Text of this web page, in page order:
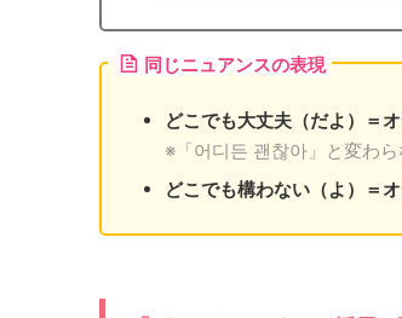
同じニュアンスの表現
どこでも大丈夫（だよ）＝
※「어디든 괜찮아」と変わ
どこでも構わない（よ）＝